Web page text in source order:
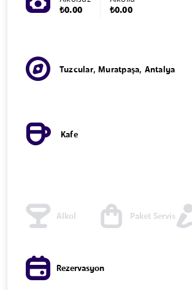
₺0.00
₺0.00
Tuzcular, Muratpaşa, Antalya
Kafe
Alkol Paket Servis
Rezervasyon